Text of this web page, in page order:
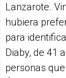
Lanzarote.
hubiera
para
Diaby, de 41
personas